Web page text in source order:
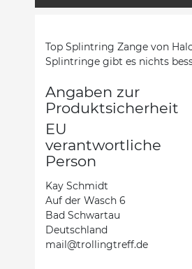
Top Splintring Zange von
Splintringe gibt es nichts
Angaben zur
Produktsicherheit
EU
verantwortliche
Person
Kay Schmidt
Auf der Wasch 6
Bad Schwartau
Deutschland
mail@trollingtreff.de